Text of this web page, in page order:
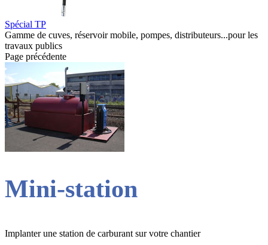
Spécial TP
Gamme de cuves, réservoir mobile, pompes, distributeurs...pour les
travaux publics
Page précédente
Mini-station
Implanter une station de carburant sur votre chantier